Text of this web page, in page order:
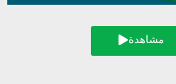
مشاهدة